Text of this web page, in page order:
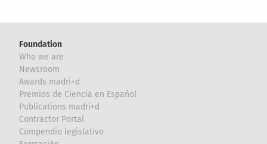
Foundation
Who we are
Newsroom
Awards madri+d
Premios de Ciencia en Español
Publications madri+d
Contractor Portal
Compendio legislativo